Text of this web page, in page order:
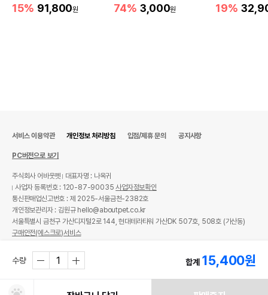
15% 91,800원 74% 3,000원 19%
수량 합계 15,400원
서비스 이용약관 개인정보 처리방침 입점/제휴 문의 공지사항
PC버전으로 보기
주식회사 어바웃펫
대표자명 : 나옥귀
사업자 등록번호 : 120-87-90035사업자정보확인
통신판매업신고번호 : 제 2025-서울금천-2382호
개인정보관리자 : 김원규 hello@aboutpet.co.kr
서울특별시 금천구 가산디지털2로 144, 현대테라타워 가산DK 507호, 508호 (가산동)
구매안전(에스크로)서비스